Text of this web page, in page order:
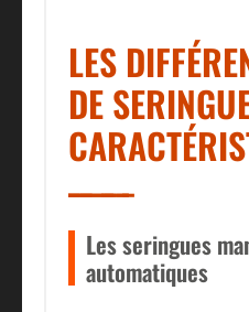
LES
DE
Les seringues
automatiques